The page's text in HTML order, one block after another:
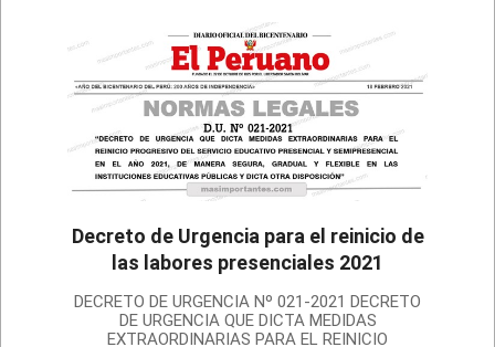
Decreto de Urgencia para el reinicio de
las labores presenciales 2021
DECRETO DE URGENCIA Nº 021-2021 DECRETO
DE URGENCIA QUE DICTA MEDIDAS
EXTRAORDINARIAS PARA EL REINICIO